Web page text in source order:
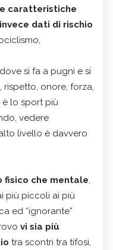
caratteristiche
dati di rischio
si fa a pugni e si
onore, forza,
è lo sport più
vedere
livello è davvero
fisico che mentale,
più piccoli ai più
ed “ignorante”
vi sia più
tra scontri tra tifosi,